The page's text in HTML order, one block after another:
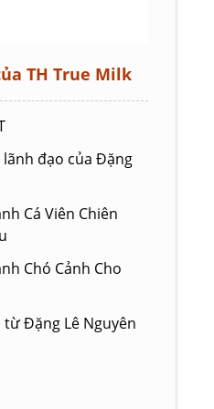
TH True Milk
lãnh đạo của Đặng
Cá Viên Chiên
Chó Cảnh Cho
Đặng Lê Nguyên